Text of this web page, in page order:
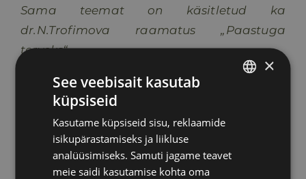
Sama teemat on käsitletud ka
dr.N.Trofimova raamatus „Paastuga
terveks“
Keha ja tervis
×
See veebisait kasutab
küpsiseid
Kasutame küpsiseid sisu, reklaamide
isikupärastamiseks ja liikluse
analüüsimiseks. Samuti jagame teavet
meie saidi kasutamise kohta oma